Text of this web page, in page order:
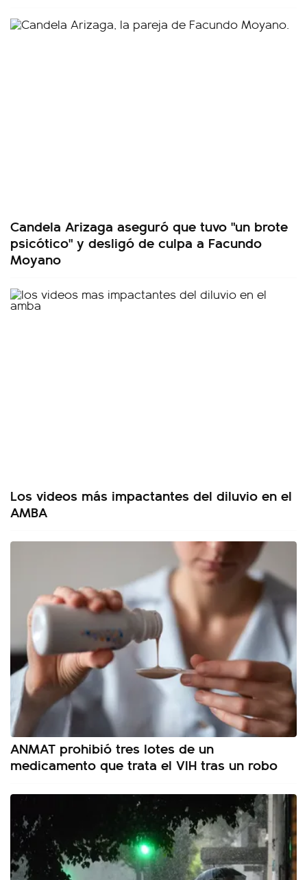
Candela Arizaga aseguró que tuvo "un brote
psicótico" y desligó de culpa a Facundo
Moyano
Los videos más impactantes del diluvio en el
AMBA
ANMAT prohibió tres lotes de un
medicamento que trata el VIH tras un robo